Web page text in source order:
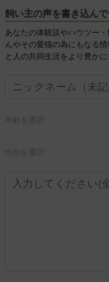
飼い主の声を書き込ん
あなたの体験談やハウツー
んやその愛猫の為にもなる
と人の共同生活をより豊かに
年齢を選択
性別を選択